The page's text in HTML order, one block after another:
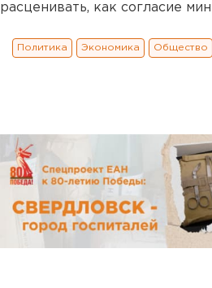
расценивать, как согласие
Политика Экономика Общество